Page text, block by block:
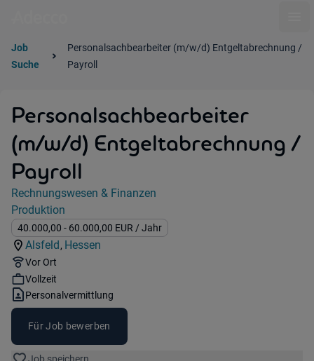
Job
Suche
Personalsachbearbeiter (m/w/d) Entgeltabrechnung /
Payroll
Personalsachbearbeiter
(m/w/d) Entgeltabrechnung /
Payroll
Jobdetails
Kategorie:
Rechnungswesen & Finanzen
Industry:
Produktion
Gehalt:
40.000,00 - 60.000,00 EUR / Jahr
Standorte:
Alsfeld,
Region:
Hessen
Remote Option:
Vor Ort
Workhours:
Vollzeit
Vertragsart:
Personalvermittlung
Für Job bewerben